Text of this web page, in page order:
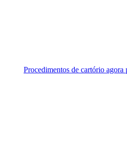
Procedimentos de cartório